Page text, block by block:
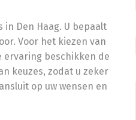
Den Haag. U bepaalt
Voor het kiezen van
ervaring beschikken de
keuzes, zodat u zeker
op uw wensen en